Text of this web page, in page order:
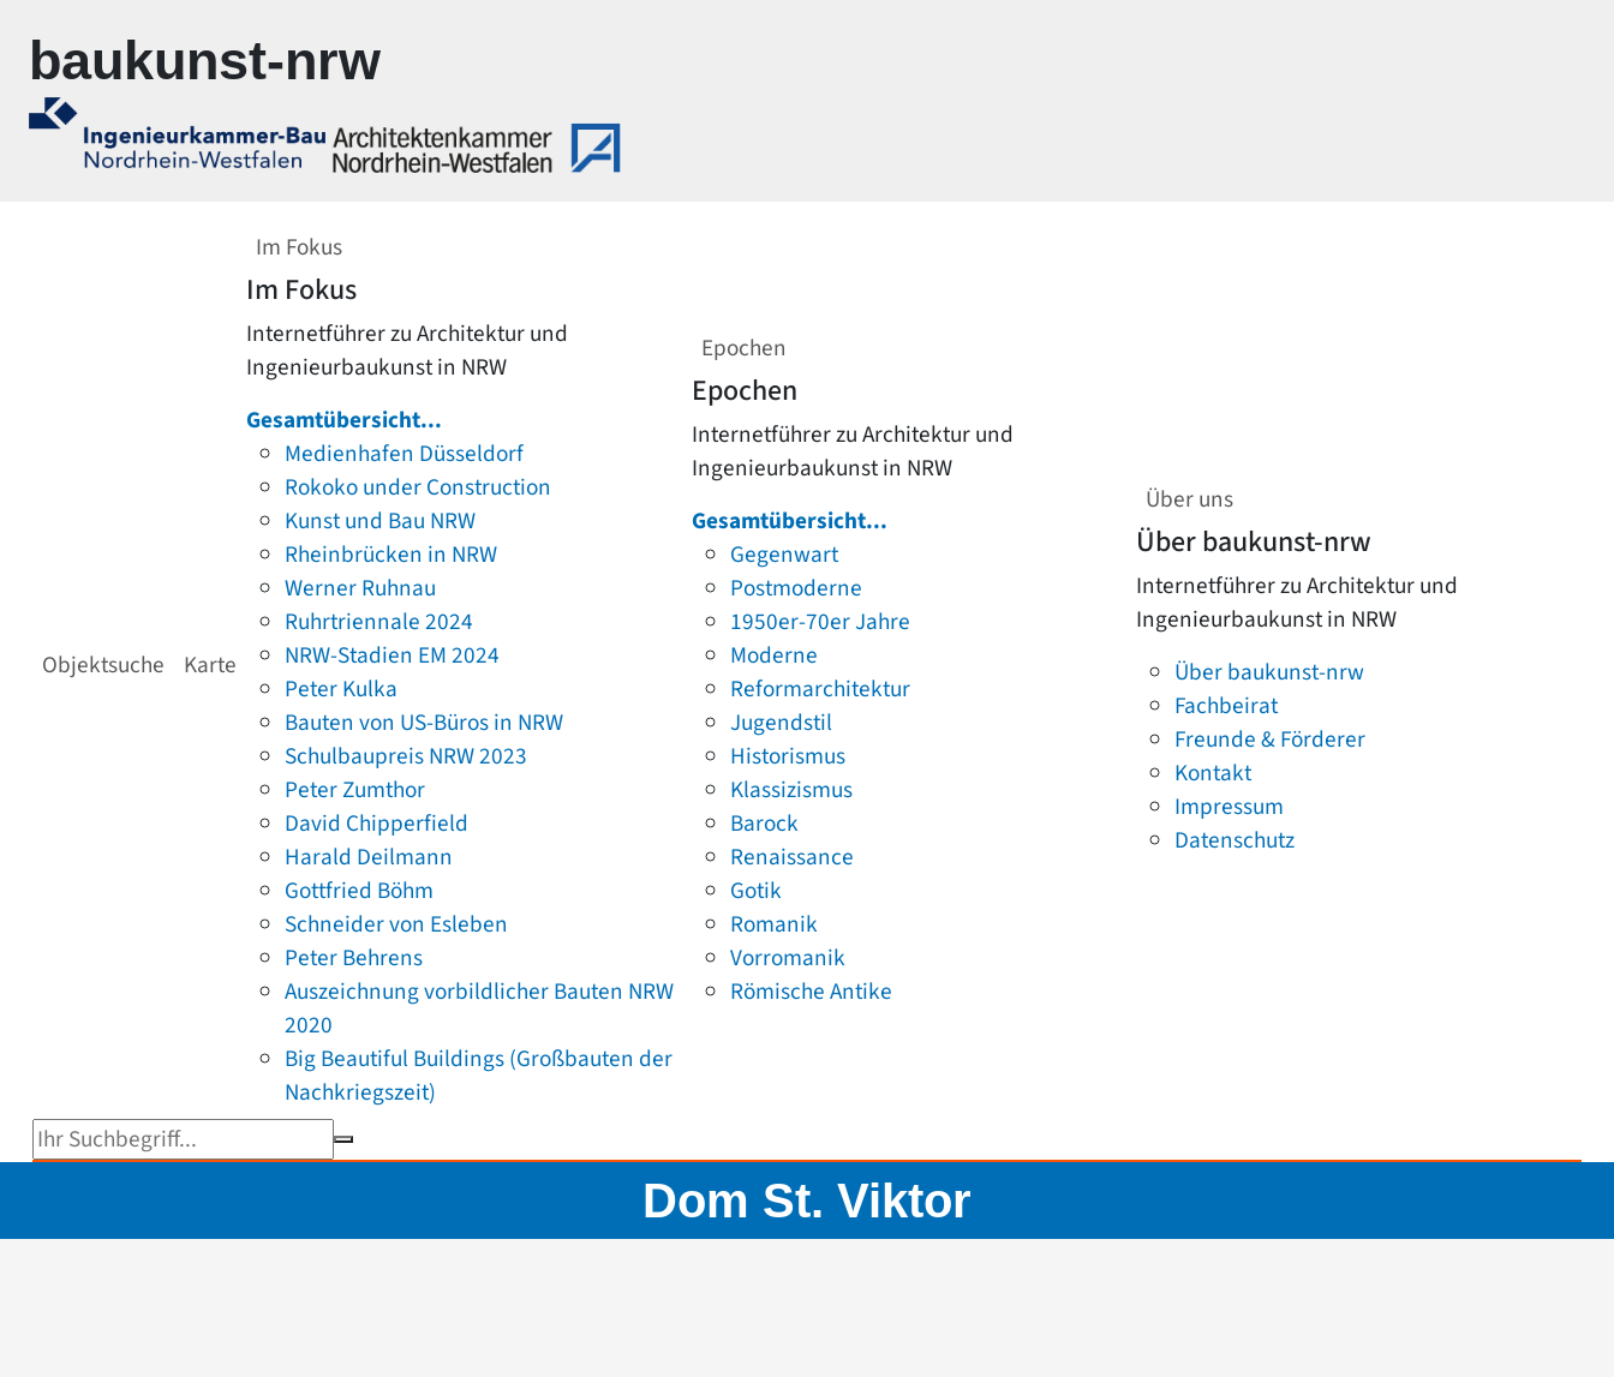
baukunst-nrw
Objektsuche Karte
Im Fokus
Im Fokus
Internetführer zu Architektur und
Ingenieurbaukunst in NRW
Gesamtübersicht...
Medienhafen Düsseldorf
Rokoko under Construction
Kunst und Bau NRW
Rheinbrücken in NRW
Werner Ruhnau
Ruhrtriennale 2024
NRW-Stadien EM 2024
Peter Kulka
Bauten von US-Büros in NRW
Schulbaupreis NRW 2023
Peter Zumthor
David Chipperfield
Harald Deilmann
Gottfried Böhm
Schneider von Esleben
Peter Behrens
Auszeichnung vorbildlicher Bauten NRW
2020
Big Beautiful Buildings (Großbauten der
Nachkriegszeit)
Epochen
Epochen
Internetführer zu Architektur und
Ingenieurbaukunst in NRW
Gesamtübersicht...
Gegenwart
Postmoderne
1950er-70er Jahre
Moderne
Reformarchitektur
Jugendstil
Historismus
Klassizismus
Barock
Renaissance
Gotik
Romanik
Vorromanik
Römische Antike
Über uns
Über baukunst-nrw
Internetführer zu Architektur und
Ingenieurbaukunst in NRW
Über baukunst-nrw
Fachbeirat
Freunde & Förderer
Kontakt
Impressum
Datenschutz
Suchbegriff eingeben
Dom St. Viktor